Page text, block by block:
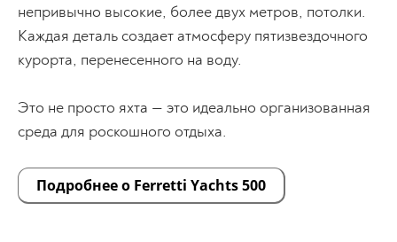
непривычно высокие, более двух метров, потолки.
Каждая деталь создает атмосферу пятизвездочного
курорта, перенесенного на воду.
Это не просто яхта — это идеально организованная
среда для роскошного отдыха.
Подробнее о Ferretti Yachts 500